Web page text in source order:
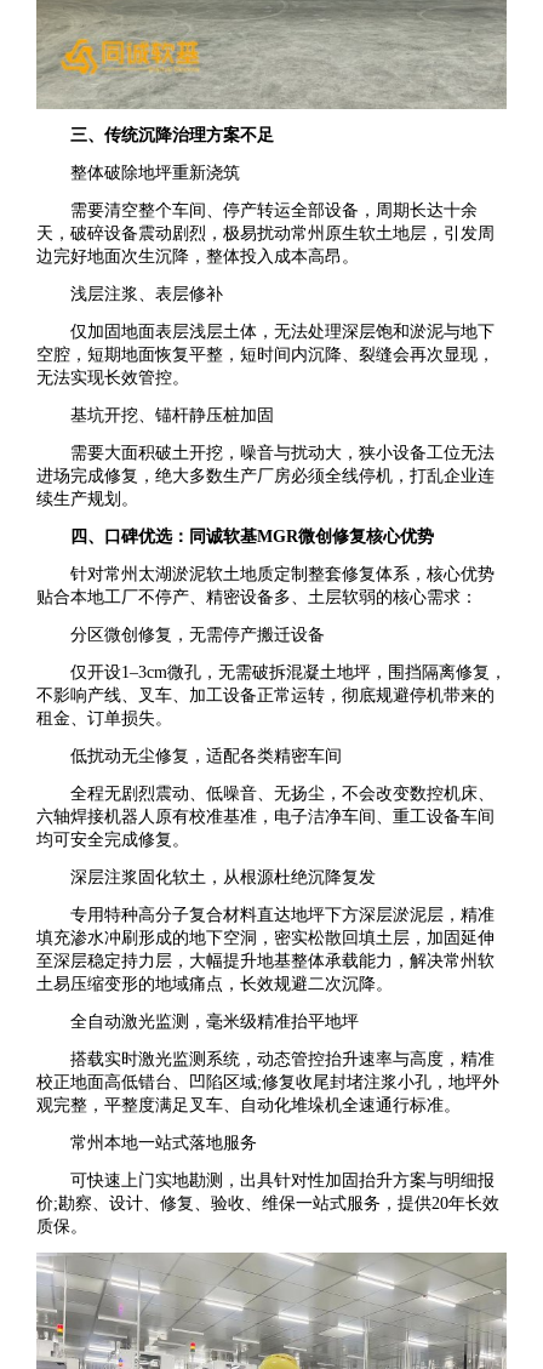
三、传统沉降治理方案不足
整体破除地坪重新浇筑
需要清空整个车间、停产转运全部设备，周期长达十余
天，破碎设备震动剧烈，极易扰动常州原生软土地层，引发周
边完好地面次生沉降，整体投入成本高昂。
浅层注浆、表层修补
仅加固地面表层浅层土体，无法处理深层饱和淤泥与地下
空腔，短期地面恢复平整，短时间内沉降、裂缝会再次显现，
无法实现长效管控。
基坑开挖、锚杆静压桩加固
需要大面积破土开挖，噪音与扰动大，狭小设备工位无法
进场完成修复，绝大多数生产厂房必须全线停机，打乱企业连
续生产规划。
四、口碑优选：同诚软基MGR微创修复核心优势
针对常州太湖淤泥软土地质定制整套修复体系，核心优势
贴合本地工厂不停产、精密设备多、土层软弱的核心需求：
分区微创修复，无需停产搬迁设备
仅开设1–3cm微孔，无需破拆混凝土地坪，围挡隔离修复，
不影响产线、叉车、加工设备正常运转，彻底规避停机带来的
租金、订单损失。
低扰动无尘修复，适配各类精密车间
全程无剧烈震动、低噪音、无扬尘，不会改变数控机床、
六轴焊接机器人原有校准基准，电子洁净车间、重工设备车间
均可安全完成修复。
深层注浆固化软土，从根源杜绝沉降复发
专用特种高分子复合材料直达地坪下方深层淤泥层，精准
填充渗水冲刷形成的地下空洞，密实松散回填土层，加固延伸
至深层稳定持力层，大幅提升地基整体承载能力，解决常州软
土易压缩变形的地域痛点，长效规避二次沉降。
全自动激光监测，毫米级精准抬平地坪
搭载实时激光监测系统，动态管控抬升速率与高度，精准
校正地面高低错台、凹陷区域;修复收尾封堵注浆小孔，地坪外
观完整，平整度满足叉车、自动化堆垛机全速通行标准。
常州本地一站式落地服务
可快速上门实地勘测，出具针对性加固抬升方案与明细报
价;勘察、设计、修复、验收、维保一站式服务，提供20年长效
质保。